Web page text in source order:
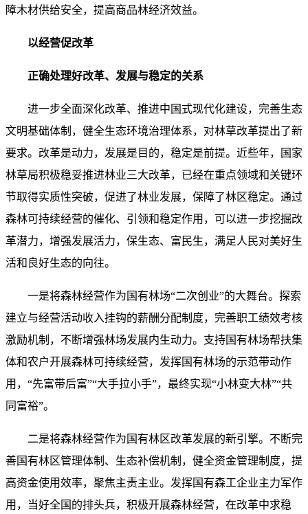
障木材供给安全，提高商品林经济效益。
以经营促改革
正确处理好改革、发展与稳定的关系
进一步全面深化改革、推进中国式现代化建设，完善生态
文明基础体制，健全生态环境治理体系，对林草改革提出了新
要求。改革是动力，发展是目的，稳定是前提。近些年，国家
林草局积极稳妥推进林业三大改革，已经在重点领域和关键环
节取得实质性突破，促进了林业发展，保障了林区稳定。通过
森林可持续经营的催化、引领和稳定作用，可以进一步挖掘改
革潜力，增强发展活力，保生态、富民生，满足人民对美好生
活和良好生态的向往。
一是将森林经营作为国有林场“二次创业”的大舞台。探索
建立与经营活动收入挂钩的薪酬分配制度，完善职工绩效考核
激励机制，不断增强林场发展内生动力。支持国有林场帮扶集
体和农户开展森林可持续经营，发挥国有林场的示范带动作
用，“先富带后富”“大手拉小手”，最终实现“小林变大林”“共
同富裕”。
二是将森林经营作为国有林区改革发展的新引擎。不断完
善国有林区管理体制、生态补偿机制，健全资金管理制度，提
高资金使用效率，聚焦主责主业。发挥国有森工企业主力军作
用，当好全国的排头兵，积极开展森林经营，在改革中求稳